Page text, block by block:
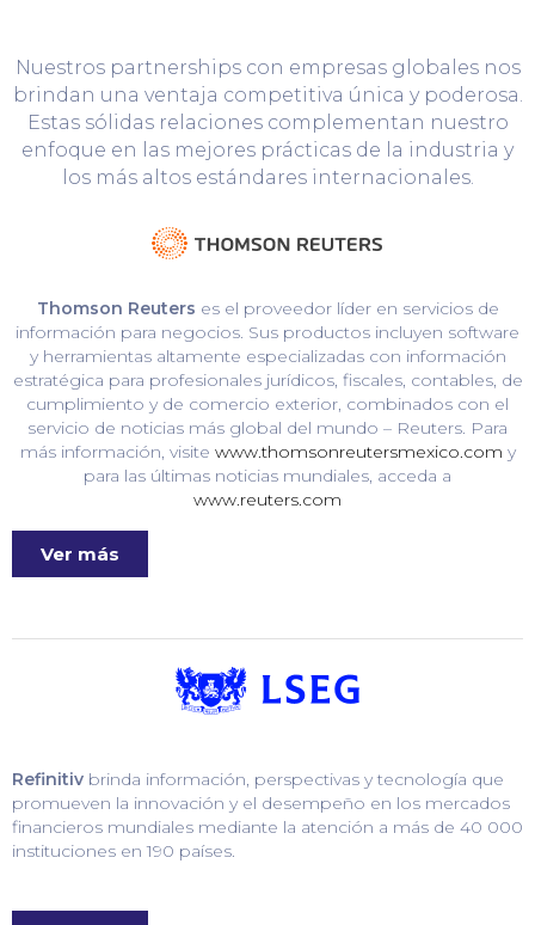
Nuestros partnerships con empresas globales nos
brindan una ventaja competitiva única y poderosa.
Estas sólidas relaciones complementan nuestro
enfoque en las mejores prácticas de la industria y
los más altos estándares internacionales.
Thomson Reuters es el proveedor líder en servicios de
información para negocios. Sus productos incluyen software
y herramientas altamente especializadas con información
estratégica para profesionales jurídicos, fiscales, contables, de
cumplimiento y de comercio exterior, combinados con el
servicio de noticias más global del mundo – Reuters. Para
más información, visite www.thomsonreutersmexico.com y
para las últimas noticias mundiales, acceda a
www.reuters.com
Ver más
Refinitiv brinda información, perspectivas y tecnología que
promueven la innovación y el desempeño en los mercados
financieros mundiales mediante la atención a más de 40 000
instituciones en 190 países.